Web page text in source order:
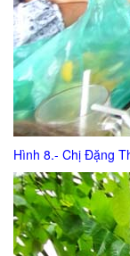
Hình 8.- Chị Đặng